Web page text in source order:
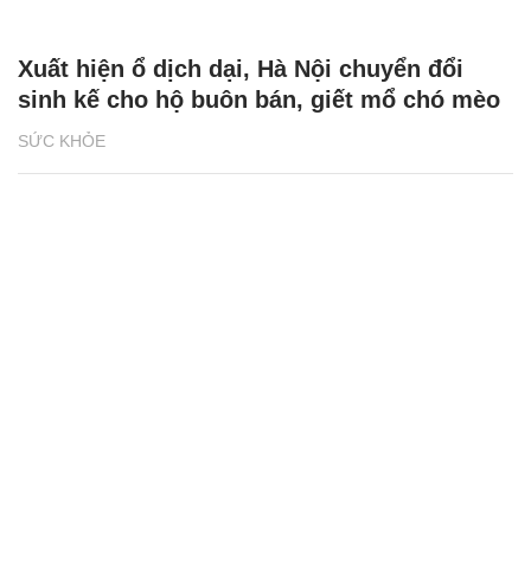
SỨC KHỎE
Xuất hiện ổ dịch dại, Hà Nội chuyển đổi
sinh kế cho hộ buôn bán, giết mổ chó mèo